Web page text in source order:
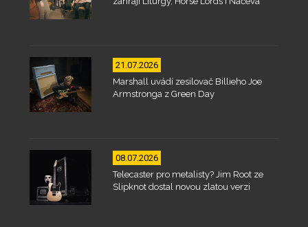
21.07.2026
Marshall uvádí zesilovač Billieho Joe
Armstronga z Green Day
08.07.2026
Telecaster pro metalisty? Jim Root ze
Slipknot dostal novou zlatou verzi